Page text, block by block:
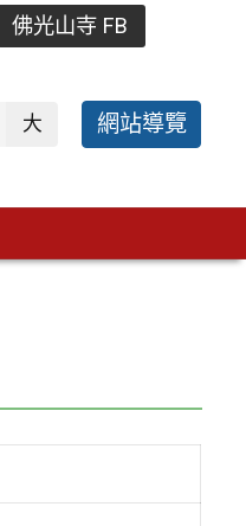
佛光山寺 FB
大 網站導覽